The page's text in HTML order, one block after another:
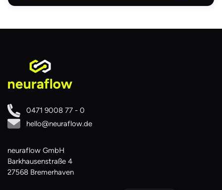
0471 9008 77 - 0
hello@neuraflow.de
neuraflow GmbH
Barkhausenstraße 4
27568 Bremerhaven